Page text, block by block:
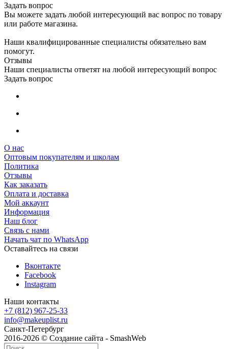
Задать вопрос
Вы можете задать любой интересующий вас вопрос по товару
или работе магазина.
Наши квалифицированные специалисты обязательно вам
помогут.
Отзывы
Наши специалисты ответят на любой интересующий вопрос
Задать вопрос
О нас
Оптовым покупателям и школам
Политика
Отзывы
Как заказать
Оплата и доставка
Мой аккаунт
Информация
Наш блог
Связь с нами
Начать чат по WhatsApp
Оставайтесь на связи
Вконтакте
Facebook
Instagram
Наши контакты
+7 (812) 967-25-33
info@makeuplist.ru
Санкт-Петербург
2016-2026 © Создание сайта - SmashWeb